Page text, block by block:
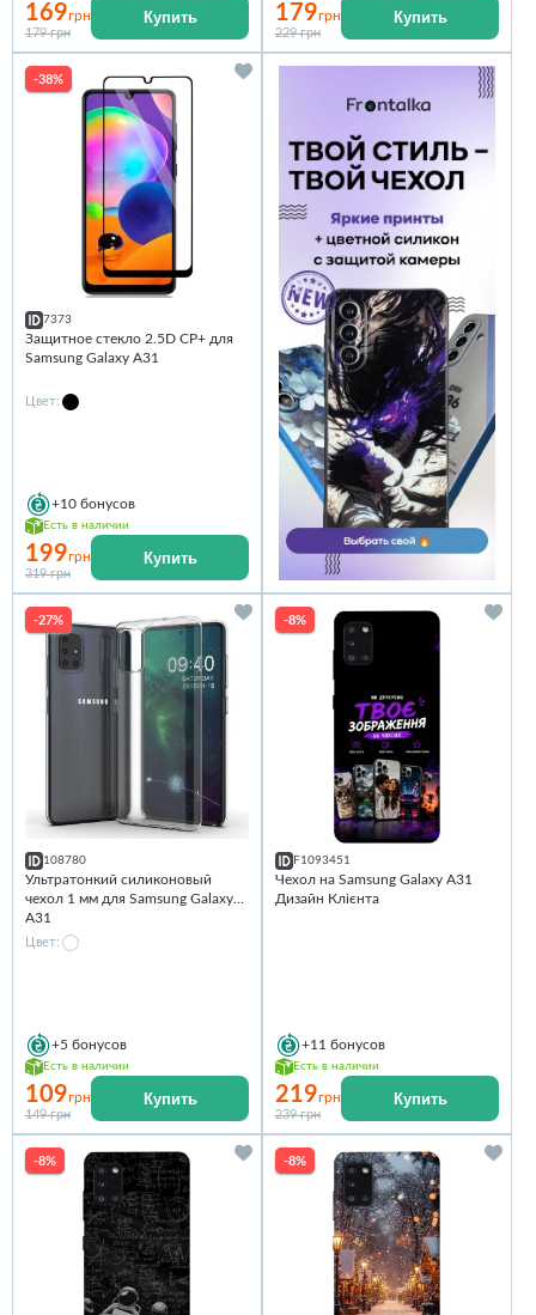
169грн
179 грн
Купить 179грн
229 грн
Купить
-38%
7373
Защитное стекло 2.5D CP+ для
Samsung Galaxy A31
Цвет:
+10 бонусов
Есть в наличии
199грн
319 грн
Купить
-27%
108780
Ультратонкий силиконовый
чехол 1 мм для Samsung Galaxy
A31
Цвет:
+5 бонусов
Есть в наличии
109грн
149 грн
Купить
-8%
F1093451
Чехол на Samsung Galaxy A31
Дизайн Клієнта
+11 бонусов
Есть в наличии
219грн
239 грн
Купить
-8% -8%